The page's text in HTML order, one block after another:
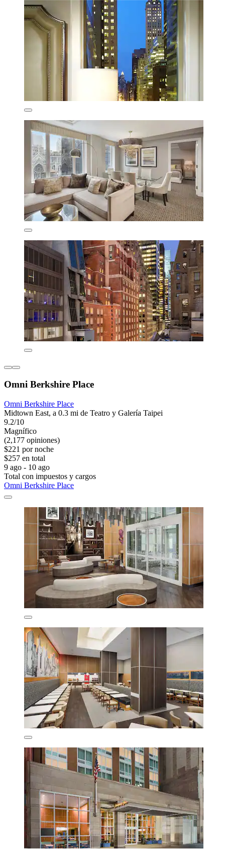
Omni Berkshire Place
Omni Berkshire Place
Midtown East, a 0.3 mi de Teatro y Galería Taipei
9.2/10
Magnífico
(2,177 opiniones)
$221 por noche
$257 en total
9 ago - 10 ago
Total con impuestos y cargos
Omni Berkshire Place